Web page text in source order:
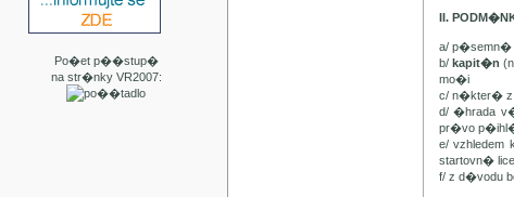
Po�et p��stup�
na str�nky VR2007:
II.
a/ p�semn�
b/ kapit�n
mo�i
c/ n�kter�
d/ �hrada
pr�vo
e/
startovn�
f/ z d�vodu